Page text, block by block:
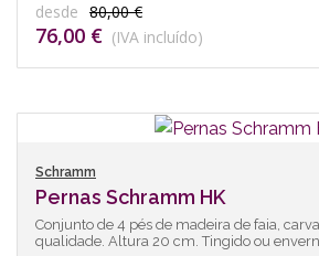
desde 80,00 €
76,00 € (IVA incluído)
Schramm
Pernas Schramm HK
Conjunto de 4 pés de madeira de faia,
qualidade. Altura 20 cm. Tingido ou